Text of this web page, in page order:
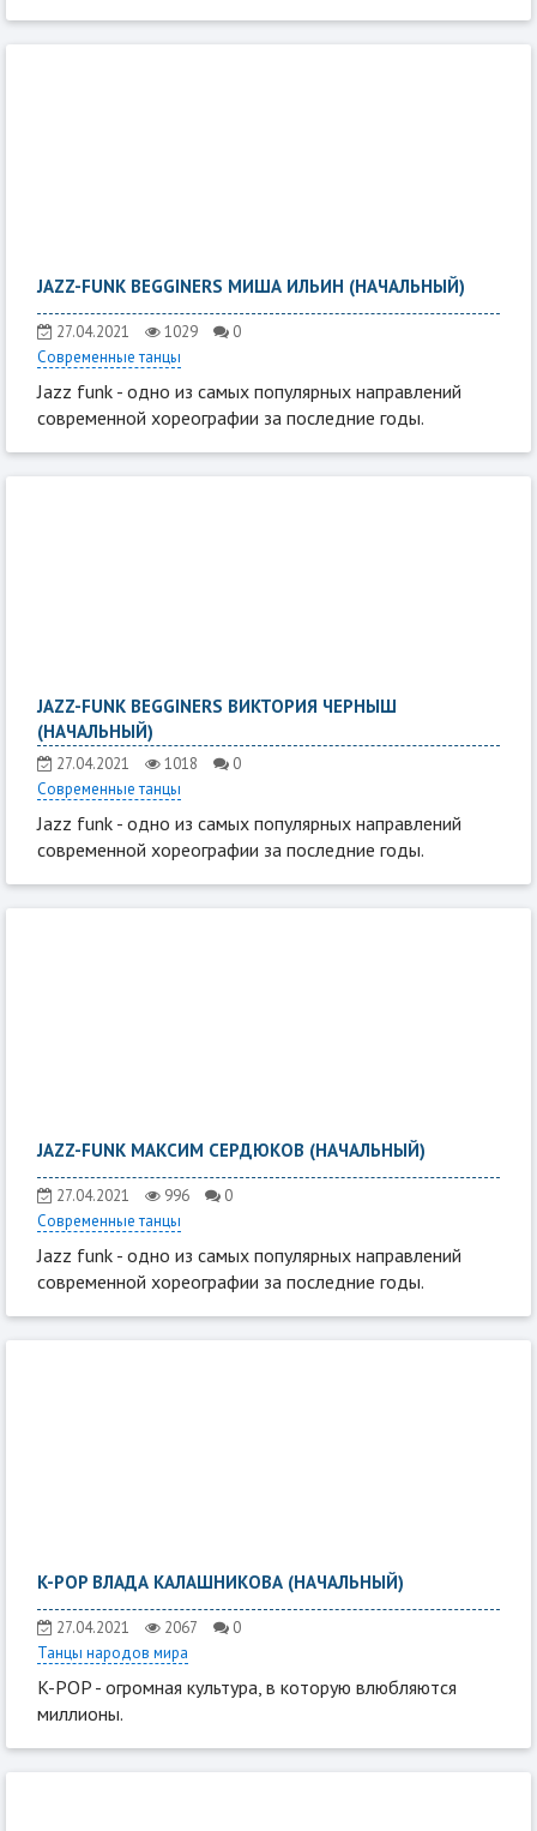
JAZZ-FUNK BEGGINERS МИША ИЛЬИН (НАЧАЛЬНЫЙ)
27.04.2021 1029
0
Современные танцы
Jazz funk - одно из самых популярных направлений
современной хореографии за последние годы.
JAZZ-FUNK BEGGINERS ВИКТОРИЯ ЧЕРНЫШ
(НАЧАЛЬНЫЙ)
27.04.2021 1018
0
Современные танцы
Jazz funk - одно из самых популярных направлений
современной хореографии за последние годы.
JAZZ-FUNK МАКСИМ СЕРДЮКОВ (НАЧАЛЬНЫЙ)
27.04.2021 996
0
Современные танцы
Jazz funk - одно из самых популярных направлений
современной хореографии за последние годы.
K-POP ВЛАДА КАЛАШНИКОВА (НАЧАЛЬНЫЙ)
27.04.2021 2067
0
Танцы народов мира
K-POP - огромная культура, в которую влюбляются
миллионы.